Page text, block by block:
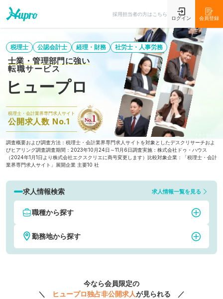
採用担当者の方はこちら
ログイン 会員登録
税理士 公認会計士 経理・財務 社労士・人事労務
士業・管理部門に強い
転職サービス
ヒュープロ
税理士・会計業界専門求人サイト
公開求人数 No.1
調査概要および調査方法：税理士・会計業界専門求人サイトを対象としたデスクリサーチおよ
びヒアリング調査調査期間：2023年10月24日～11月6日調査実施：株式会社ドゥ・ハウス
（2024年1月1日より株式会社エクスクリエに商号変更します） 比較対象企業：「税理士・会計
業界専門求人サイト」展開企業 主要10 社
求人情報検索 求人情報一覧を見る
職種から探す
税理士・税務
経理 財務
勤務地から探す
千葉
今なら会員限定の
＼
ヒュープロ独占非公開求人が見られる ／